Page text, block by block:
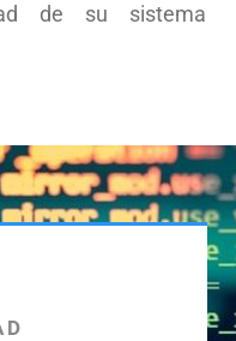
de su sistema